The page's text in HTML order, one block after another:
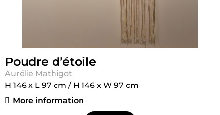
Poudre d’étoile
Aurélie Mathigot
H 146 x L 97 cm / H 146 x W 97 cm
More information